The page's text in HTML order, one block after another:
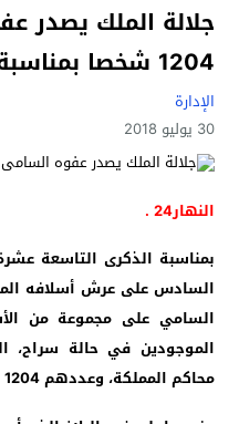
جلالة الملك يصدر
1204 شخصا بمناسبة عيد العرش
الإدارة
30 يوليو 2018
النهار24 .
بمناسبة الذكرى التاسعة
السادس على عرش أسلافه
السامي على مجموعة من
الموجودين في حالة
محاكم المملكة، وعددهم 1204 شخصا.